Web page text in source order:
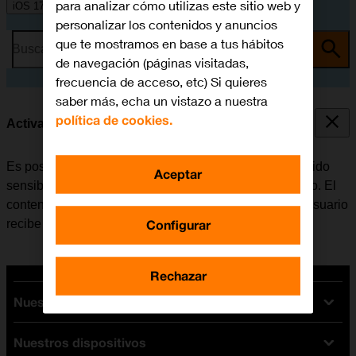
iOS 17
Busca por problema o tema
Activar o desactivar el aviso de contenido sensible
Es posible configurar el móvil para que registre contenido
sensible de fotografías y vídeos recibidos en el teléfono. El
contenido de la fotografía o el vídeo sale borroso y el usuario
recibe una advertencia antes de optar por verlo.
Nuestras tarifas
Tarifas Orange
Nuestros dispositivos
para analizar cómo utilizas este sitio web y
personalizar los contenidos y anuncios
que te mostramos en base a tus hábitos
de navegación (páginas visitadas,
frecuencia de acceso, etc) Si quieres
saber más, echa un vistazo a nuestra
política de cookies.
Configurar
Rechazar
Aceptar